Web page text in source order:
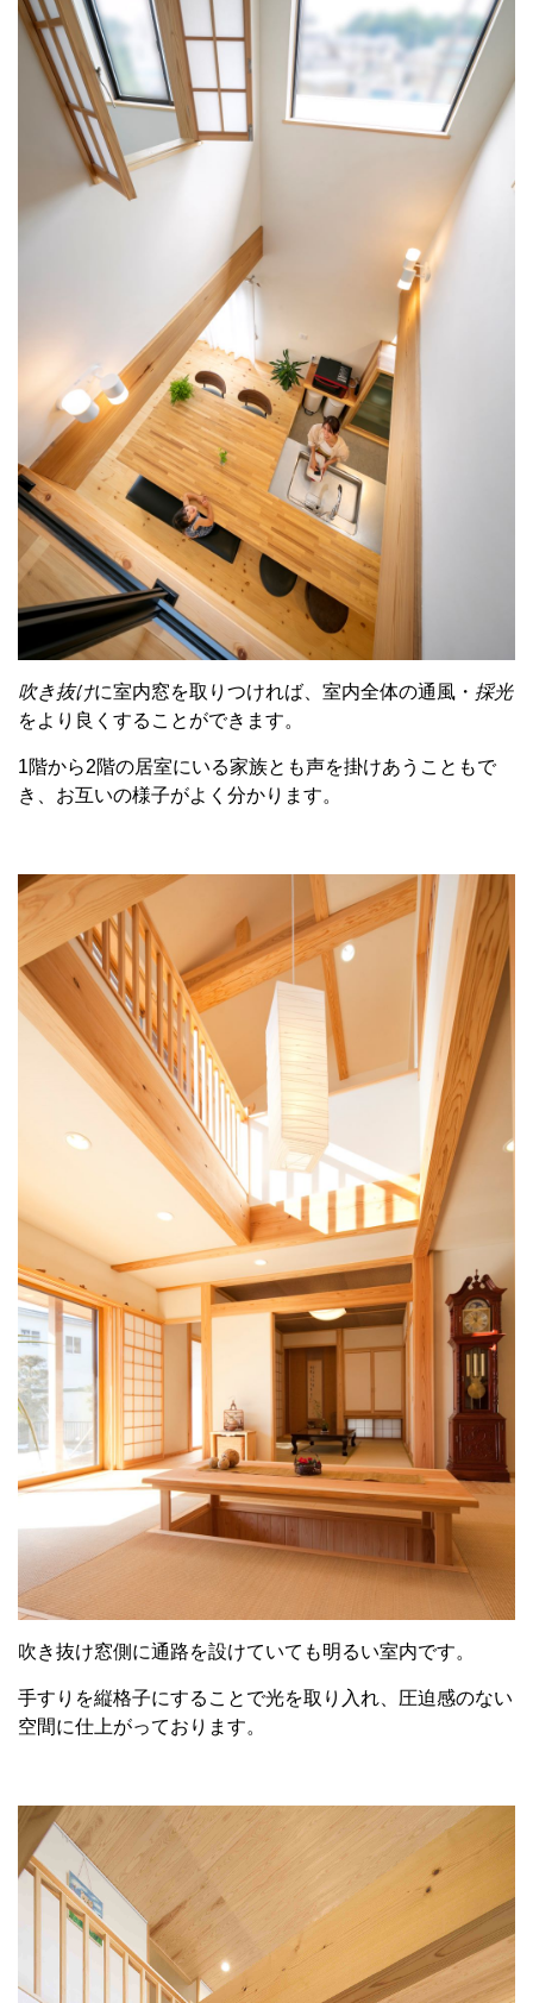
吹き抜けに室内窓を取りつければ、室内全体の通風・ 採光
をより良くすることができます。
1階から2階の居室にいる家族とも声を掛けあうこともで
き、お互いの様子がよく分かります。
吹き抜け窓側に通路を設けていても明るい室内です。
手すりを縦格子にすることで光を取り入れ、圧迫感のない
空間に仕上がっております。